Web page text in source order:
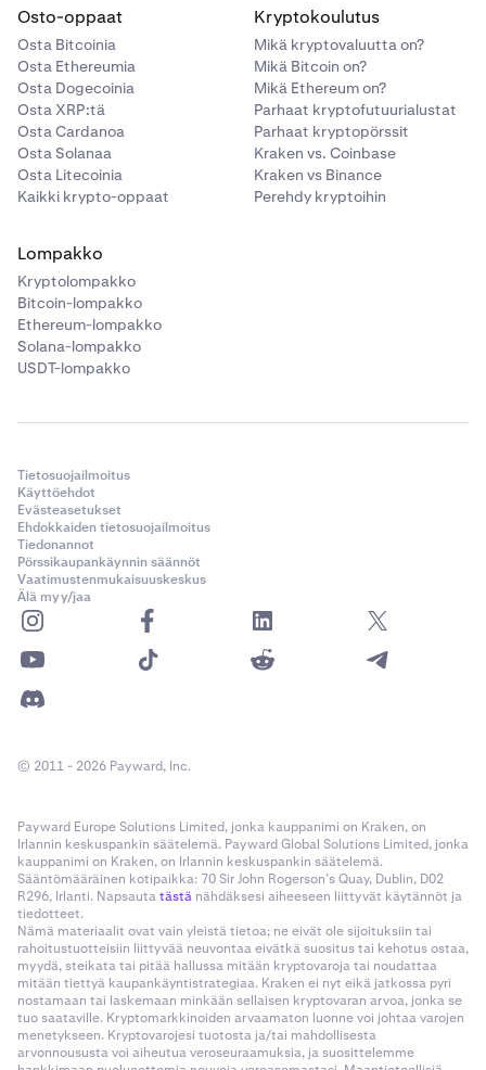
Osto-oppaat
Osta Bitcoinia
Osta Ethereumia
Osta Dogecoinia
Osta XRP:tä
Osta Cardanoa
Osta Solanaa
Osta Litecoinia
Kaikki krypto-oppaat
Kryptokoulutus
Mikä kryptovaluutta on?
Mikä Bitcoin on?
Mikä Ethereum on?
Parhaat kryptofutuurialustat
Parhaat kryptopörssit
Kraken vs. Coinbase
Kraken vs Binance
Perehdy kryptoihin
Lompakko
Kryptolompakko
Bitcoin-lompakko
Ethereum-lompakko
Solana-lompakko
USDT-lompakko
Tietosuojailmoitus
Käyttöehdot
Evästeasetukset
Ehdokkaiden tietosuojailmoitus
Tiedonannot
Pörssikaupankäynnin säännöt
Vaatimustenmukaisuuskeskus
Älä myy/jaa
© 2011 - 2026 Payward, Inc.
Payward Europe Solutions Limited, jonka kauppanimi on Kraken, on
Irlannin keskuspankin säätelemä. Payward Global Solutions Limited, jonka
kauppanimi on Kraken, on Irlannin keskuspankin säätelemä.
Sääntömääräinen kotipaikka: 70 Sir John Rogerson’s Quay, Dublin, D02
R296, Irlanti. Napsautatästä nähdäksesi aiheeseen liittyvät käytännöt ja
tiedotteet.
Nämä materiaalit ovat vain yleistä tietoa; ne eivät ole sijoituksiin tai
rahoitustuotteisiin liittyvää neuvontaa eivätkä suositus tai kehotus ostaa,
myydä, steikata tai pitää hallussa mitään kryptovaroja tai noudattaa
mitään tiettyä kaupankäyntistrategiaa. Kraken ei nyt eikä jatkossa pyri
nostamaan tai laskemaan minkään sellaisen kryptovaran arvoa, jonka se
tuo saataville. Kryptomarkkinoiden arvaamaton luonne voi johtaa varojen
menetykseen. Kryptovarojesi tuotosta ja/tai mahdollisesta
arvonnoususta voi aiheutua veroseuraamuksia, ja suosittelemme